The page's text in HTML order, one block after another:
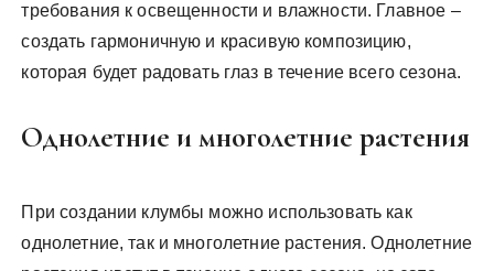
требования к освещенности и влажности. Главное –
создать гармоничную и красивую композицию,
которая будет радовать глаз в течение всего сезона.
Однолетние и многолетние растения
При создании клумбы можно использовать как
однолетние, так и многолетние растения. Однолетние